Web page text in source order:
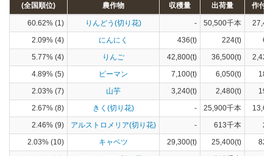
(全国順位)
農作物 収穫量 出荷量 作付
60.62% (1) りんどう(切り花) - 50,500千本
2.09% (4)
にんにく 436(t) 224(t)
5.77% (4)
りんご 42,800(t) 36,500(t)
4.89% (5)
ピーマン 7,100(t) 6,050(t)
2.03% (7)
山芋 3,240(t) 2,480(t)
2.67% (8)
きく(切り花) - 25,900千本
2.46% (9)
アルストロメリア(切り花) - 613千本
2.03% (10)
キャベツ 29,300(t) 25,400(t)